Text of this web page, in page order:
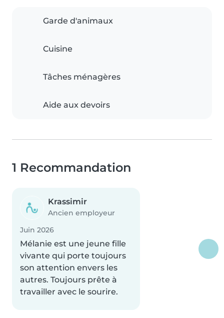
Garde d'animaux
Cuisine
Tâches ménagères
Aide aux devoirs
1 Recommandation
Krassimir
Ancien employeur
Juin 2026
Mélanie est une jeune fille
vivante qui porte toujours
son attention envers les
autres. Toujours prête à
travailler avec le sourire.